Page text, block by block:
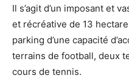
Il s’agit d’un imposant et
et récréative de 13
parking d’une capacité
terrains de football, deux
cours de tennis.